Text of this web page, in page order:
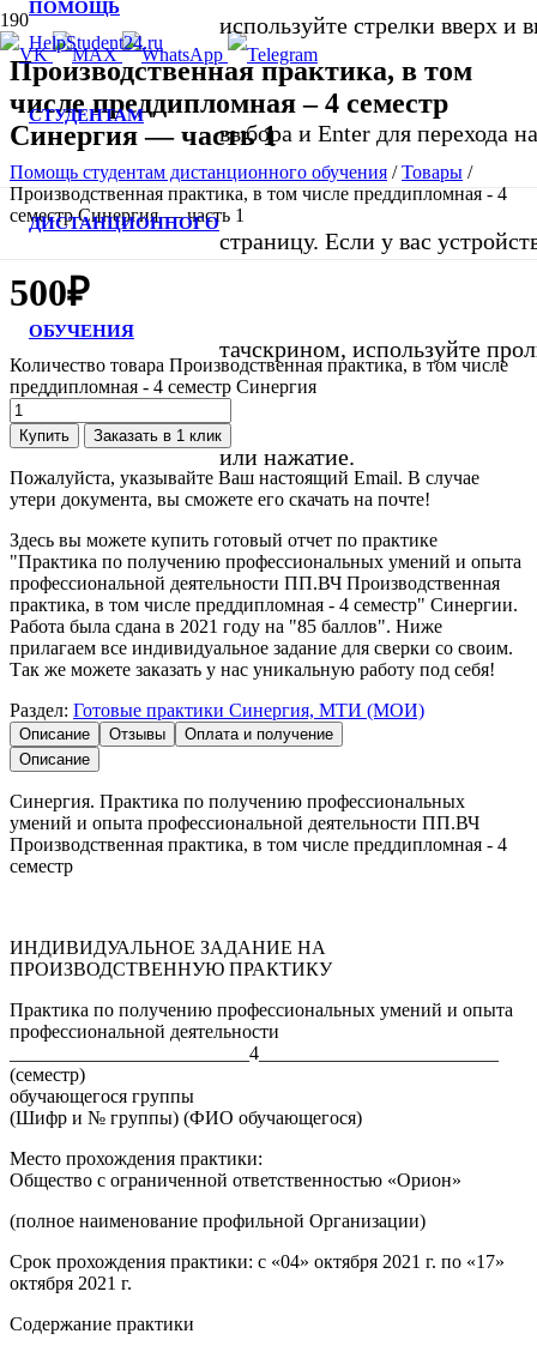
ПОМОЩЬ
СТУДЕНТАМ
ДИСТАНЦИОННОГО
ОБУЧЕНИЯ
используйте стрелки вверх и
выбора и Enter для перехода
страницу. Если у вас
тачскрином, используйте
или нажатие.
Производственная практика, в том
числе преддипломная – 4 семестр
Синергия — часть 1
Помощь студентам дистанционного обучения /Товары /
Производственная практика, в том числе преддипломная - 4
семестр Синергия — часть 1
500₽
Количество товара Производственная практика, в том числе
преддипломная - 4 семестр Синергия
Купить Заказать в 1 клик
Пожалуйста, указывайте Ваш настоящий Email. В случае
утери документа, вы сможете его скачать на почте!
Здесь вы можете купить готовый отчет по практике
"Практика по получению профессиональных умений и опыта
профессиональной деятельности ПП.ВЧ Производственная
практика, в том числе преддипломная - 4 семестр" Синергии.
Работа была сдана в 2021 году на "85 баллов". Ниже
прилагаем все индивидуальное задание для сверки со своим.
Так же можете заказать у нас уникальную работу под себя!
Раздел: Готовые практики Синергия, МТИ (МОИ)
Описание Отзывы
Оплата и получение
Описание
Синергия. Практика по получению профессиональных
умений и опыта профессиональной деятельности ПП.ВЧ
Производственная практика, в том числе преддипломная - 4
семестр
ИНДИВИДУАЛЬНОЕ ЗАДАНИЕ НА
ПРОИЗВОДСТВЕННУЮ ПРАКТИКУ
Практика по получению профессиональных умений и опыта
профессиональной деятельности
_________________________4_________________________
(семестр)
обучающегося группы
(Шифр и № группы) (ФИО обучающегося)
Место прохождения практики:
Общество с ограниченной ответственностью «Орион»
(полное наименование профильной Организации)
Срок прохождения практики: с «04» октября 2021 г. по «17»
октября 2021 г.
Содержание практики